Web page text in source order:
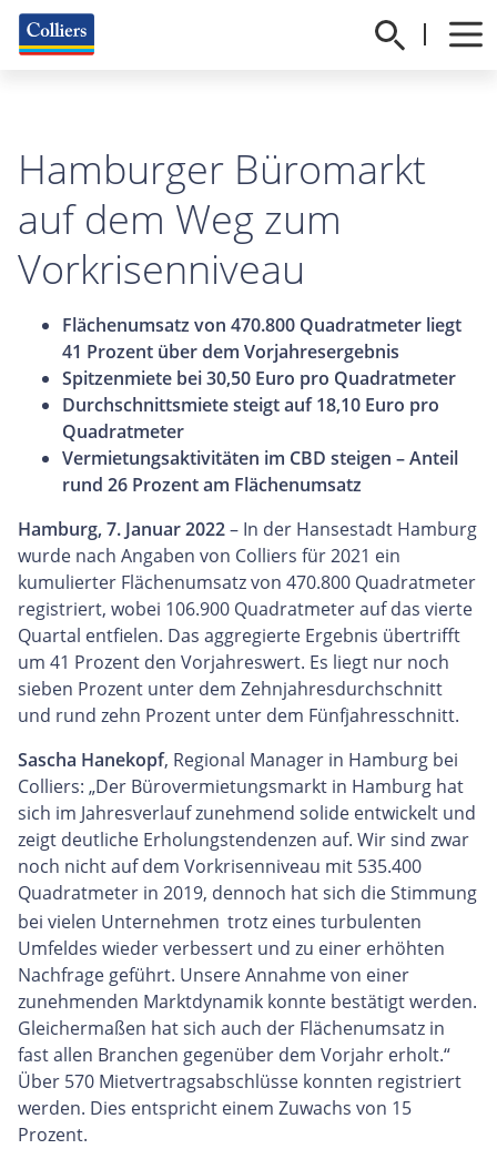
Hamburger Büromarkt
auf dem Weg zum
Vorkrisenniveau
Flächenumsatz von 470.800 Quadratmeter liegt
41 Prozent über dem Vorjahresergebnis
Spitzenmiete bei 30,50 Euro pro Quadratmeter
Durchschnittsmiete steigt auf 18,10 Euro pro
Quadratmeter
Vermietungsaktivitäten im CBD steigen – Anteil
rund 26 Prozent am Flächenumsatz
Hamburg, 7. Januar 2022– In der Hansestadt Hamburg
wurde nach Angaben von Colliers für 2021 ein
kumulierter Flächenumsatz von 470.800 Quadratmeter
registriert, wobei 106.900 Quadratmeter auf das vierte
Quartal entfielen. Das aggregierte Ergebnis übertrifft
um 41 Prozent den Vorjahreswert. Es liegt nur noch
sieben Prozent unter dem Zehnjahresdurchschnitt
und rund zehn Prozent unter dem Fünfjahresschnitt.
Sascha Hanekopf, Regional Manager in Hamburg bei
Colliers: „Der Bürovermietungsmarkt in Hamburg hat
sich im Jahresverlauf zunehmend solide entwickelt und
zeigt deutliche Erholungstendenzen auf. Wir sind zwar
noch nicht auf dem Vorkrisenniveau mit 535.400
Quadratmeter in 2019, dennoch hat sich die Stimmung
bei vielen Unternehmen trotz eines turbulenten
Umfeldes wieder verbessert und zu einer erhöhten
Nachfrage geführt. Unsere Annahme von einer
zunehmenden Marktdynamik konnte bestätigt werden.
Gleichermaßen hat sich auch der Flächenumsatz in
fast allen Branchen gegenüber dem Vorjahr erholt.“
Über 570 Mietvertragsabschlüsse konnten registriert
werden. Dies entspricht einem Zuwachs von 15
Prozent.